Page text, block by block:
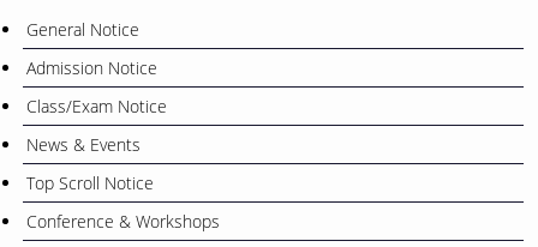
General Notice
Admission Notice
Class/Exam Notice
News & Events
Top Scroll Notice
Conference & Workshops